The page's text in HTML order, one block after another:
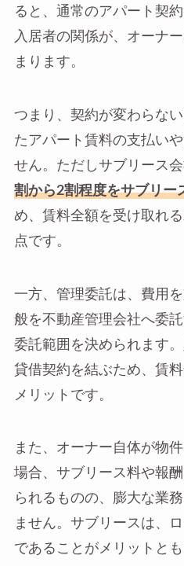
ると、通常のアパート契
入居者の関係が、オーナ
まります。
つまり、契約が変わらな
たアパート賃料の支払い
せん。ただしサブリース
割から2割程度をサブリー
め、賃料全額を受け取れ
点です。
一方、管理委託は、費用
般を不動産管理会社へ委
委託範囲を決められます
貸借契約を結ぶため、賃
メリットです。
また、オーナー自体が物
場合、サブリース料や報
られるものの、膨大な業
ません。サブリースは、
であることがメリットと